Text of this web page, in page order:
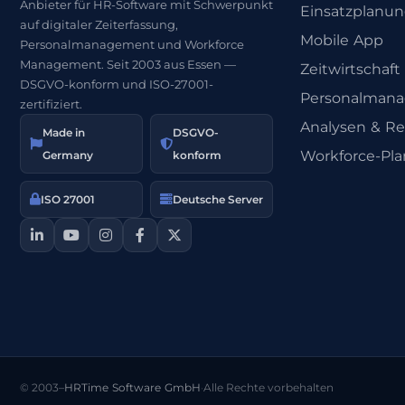
Anbieter für HR-Software mit Schwerpunkt
auf digitaler Zeiterfassung,
Personalmanagement und Workforce
Management. Seit 2003 aus Essen —
DSGVO-konform und ISO-27001-
zertifiziert.
Made in
Germany
DSGVO-
konform
ISO 27001 Deutsche Server
Mobile App
Zeitwirtschaft
Analysen &
Workforce-
© 2003–HRTime Software GmbH·Alle Rechte vorbehalten